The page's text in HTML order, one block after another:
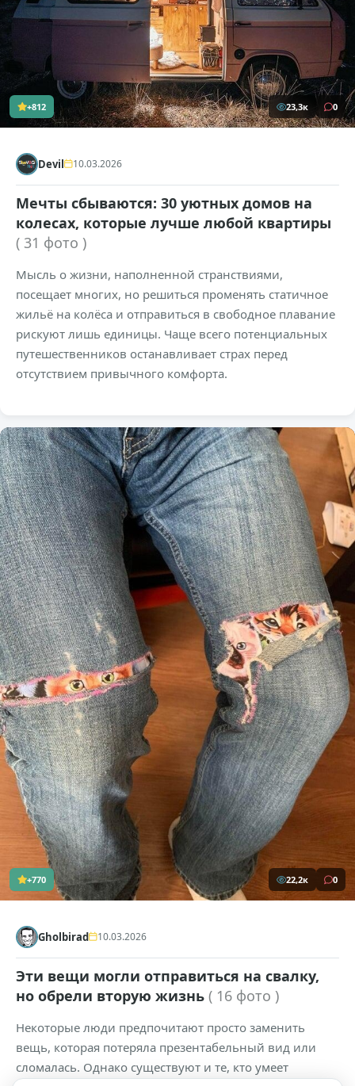
+812 23,3к 0
Devil 10.03.2026
Мечты сбываются: 30 уютных домов на
колесах, которые лучше любой квартиры
( 31 фото )
Мысль о жизни, наполненной странствиями,
посещает многих, но решиться променять статичное
жильё на колёса и отправиться в свободное плавание
рискуют лишь единицы. Чаще всего потенциальных
путешественников останавливает страх перед
отсутствием привычного комфорта.
+770 22,2к 0
Gholbirad 10.03.2026
Эти вещи могли отправиться на свалку,
но обрели вторую жизнь ( 16 фото )
Некоторые люди предпочитают просто заменить
вещь, которая потеряла презентабельный вид или
сломалась. Однако существуют и те, кто умеет